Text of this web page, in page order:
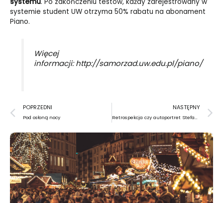
systemie student UW otrzyma 50% rabatu na abonament
Piano.
Więcej
informacji:http://samorzad.uw.edu.pl/piano/
Prev
POPRZEDNI
Pod osłoną nocy
NASTĘPNY
Retrospekcja czy autoportret Stefana Arczyńskiego